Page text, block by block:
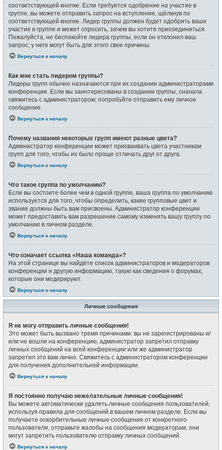
соответствующей кнопке. Если требуется одобрение на участие в
группе, вы можете отправить запрос на вступление, щёлкнув по
соответствующей кнопке. Лидер группы должен будет одобрить ваше
участие в группе и может спросить, зачем вы хотите присоединиться.
Пожалуйста, не беспокойте лидера группы, если он отклонил ваш
запрос; у него могут быть для этого свои причины.
Вернуться к началу
Как мне стать лидером группы?
Лидеры групп обычно назначаются при их создании администраторами
конференции. Если вы заинтересованы в создании группы, сначала
свяжитесь с администратором; попробуйте отправить ему личное
сообщение.
Вернуться к началу
Почему названия некоторых групп имеют разные цвета?
Администратор конференции может присваивать цвета участникам
групп для того, чтобы их было проще отличать друг от друга.
Вернуться к началу
Что такое группа по умолчанию?
Если вы состоите более чем в одной группе, ваша группа по умолчанию
используется для того, чтобы определить, какие групповые цвет и
звание должны быть вам присвоены. Администратор конференции
может предоставить вам разрешение самому изменять вашу группу по
умолчанию в личном разделе.
Вернуться к началу
Что означает ссылка «Наша команда»?
На этой странице вы найдёте список администраторов и модераторов
конференции и другую информацию, такую как сведения о форумах,
которые они модерируют.
Вернуться к началу
Личные сообщения
Я не могу отправить личные сообщения!
Это может быть вызвано тремя причинами: вы не зарегистрированы и/
или не вошли на конференцию, администратор запретил отправку
личных сообщений на всей конференции или же администратор
запретил это вам лично. Свяжитесь с администратором конференции
для получения дополнительной информации.
Вернуться к началу
Я постоянно получаю нежелательные личные сообщения!
Вы можете автоматически удалять личные сообщения пользователей,
используя правила для сообщений в вашем личном разделе. Если вы
получаете оскорбительные личные сообщения от конкретного
пользователя, отправьте жалобы на сообщения модераторам; они
могут запретить пользователю отправку личных сообщений.
Вернуться к началу